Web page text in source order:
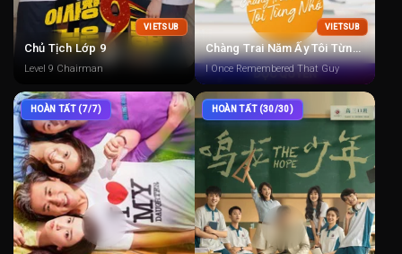
VIETSUB
Chủ Tịch Lớp 9
Level 9 Chairman
VIETSUB
Chàng Trai Năm Ấy Tôi Từng Nhớ
I Once Remembered That Guy
HOÀN TẤT (7/7) HOÀN TẤT (30/30)